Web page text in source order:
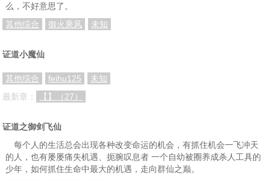
么，不好意思了。
其他综合
御火乘风 未知
证道小魔仙
其他综合 feihu125
未知
最新章：
【】（27）
证道之御剑飞仙
每个人的生活总会出现各种改变命运的机会，有抓住机会一飞冲天
的人，也有屡屡痛失机遇、扼腕叹息者 一个自幼被圈养成杀人工具的
少年，如何抓住生命中最大的机遇，走向群仙之巅。